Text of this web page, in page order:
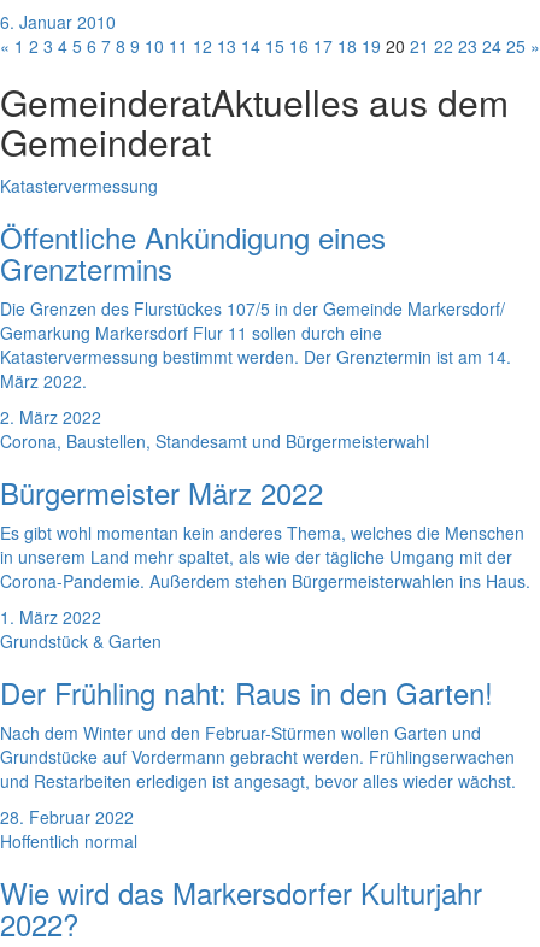
6. Januar 2010
« 1 2 3 4 5 6 7 8 9 10 11 12 13 14 15 16 17 18 19 20 21 22 23 24 25 »
GemeinderatAktuelles aus dem
Gemeinderat
Katastervermessung
Öffentliche Ankündigung eines
Grenztermins
Die Grenzen des Flurstückes 107/5 in der Gemeinde Markersdorf/
Gemarkung Markersdorf Flur 11 sollen durch eine
Katastervermessung bestimmt werden. Der Grenztermin ist am 14.
März 2022.
2. März 2022
Corona, Baustellen, Standesamt und Bürgermeisterwahl
Bürgermeister März 2022
Es gibt wohl momentan kein anderes Thema, welches die Menschen
in unserem Land mehr spaltet, als wie der tägliche Umgang mit der
Corona-Pandemie. Außerdem stehen Bürgermeisterwahlen ins Haus.
1. März 2022
Grundstück & Garten
Der Frühling naht: Raus in den Garten!
Nach dem Winter und den Februar-Stürmen wollen Garten und
Grundstücke auf Vordermann gebracht werden. Frühlingserwachen
und Restarbeiten erledigen ist angesagt, bevor alles wieder wächst.
28. Februar 2022
Hoffentlich normal
Wie wird das Markersdorfer Kulturjahr
2022?